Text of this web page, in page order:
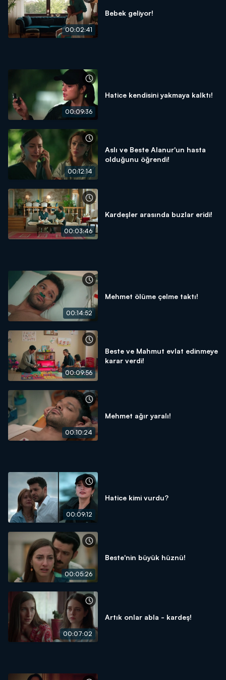
00:02:41
Bebek geliyor!
00:09:36
Hatice kendisini yakmaya kalktı!
00:12:14
Aslı ve Beste Alanur'un hasta
olduğunu öğrendi!
00:03:46
Kardeşler arasında buzlar eridi!
00:14:52
Mehmet ölüme çelme taktı!
00:09:56
Beste ve Mahmut evlat edinmeye
karar verdi!
00:10:24
Mehmet ağır yaralı!
00:09:12
Hatice kimi vurdu?
00:05:26
Beste'nin büyük hüznü!
00:07:02
Artık onlar abla - kardeş!